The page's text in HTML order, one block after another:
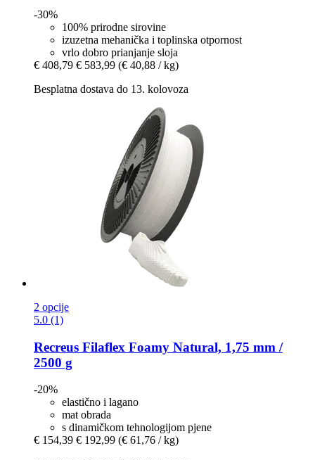
-30%
100% prirodne sirovine
izuzetna mehanička i toplinska otpornost
vrlo dobro prianjanje sloja
€ 408,79 € 583,99 (€ 40,88 / kg)
Besplatna dostava do 13. kolovoza
2 opcije
5.0 (1)
Recreus Filaflex Foamy Natural, 1,75 mm /
2500 g
-20%
elastično i lagano
mat obrada
s dinamičkom tehnologijom pjene
€ 154,39 € 192,99 (€ 61,76 / kg)